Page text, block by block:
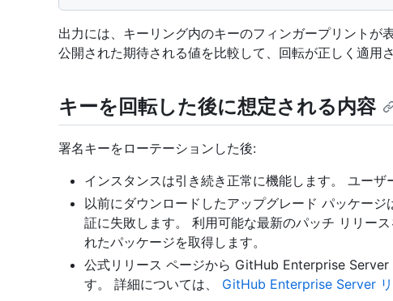
出力には、キーリング内のキーのフィンガープリント
公開された期待される値を比較して、回転が正しく適用
キーを回転した後に想定される内容
署名キーをローテーションした後:
インスタンスは引き続き正常に機能します。 ユーザ
以前にダウンロードしたアップグレード パッケー
証に失敗します。 利用可能な最新のパッチ リリー
れたパッケージを取得します。
公式リリース ページから GitHub Enterprise Server
す。 詳細については、 GitHub Enterprise Server